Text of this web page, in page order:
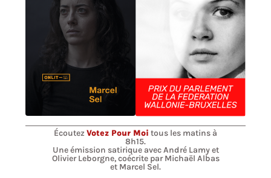
Écoutez Votez Pour Moi tous les matins à
8h15.
Une émission satirique avec André Lamy et
Olivier Leborgne, coécrite par Michaël Albas
et Marcel Sel.